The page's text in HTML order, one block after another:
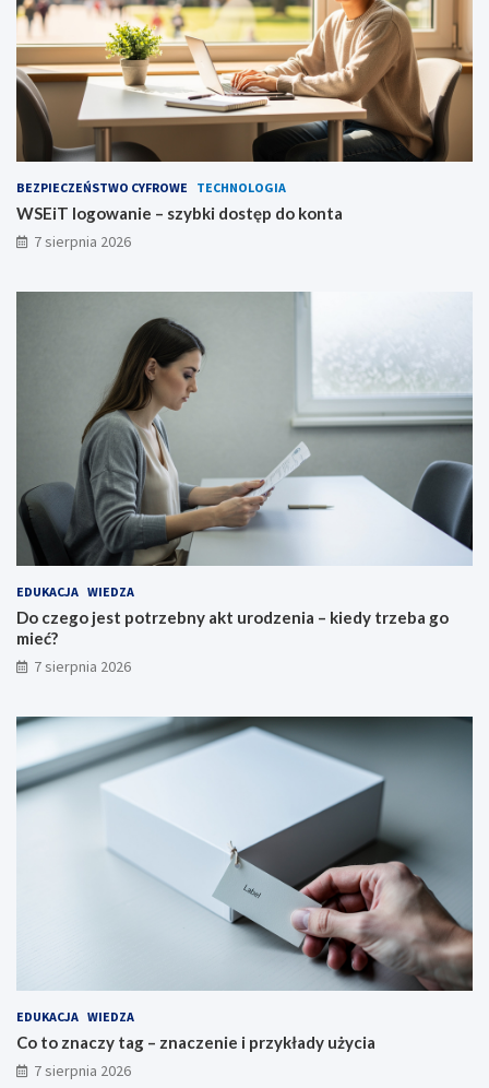
BEZPIECZEŃSTWO CYFROWE TECHNOLOGIA
WSEiT logowanie – szybki dostęp do konta
7 sierpnia 2026
EDUKACJA WIEDZA
Do czego jest potrzebny akt urodzenia – kiedy trzeba go
mieć?
7 sierpnia 2026
EDUKACJA WIEDZA
Co to znaczy tag – znaczenie i przykłady użycia
7 sierpnia 2026